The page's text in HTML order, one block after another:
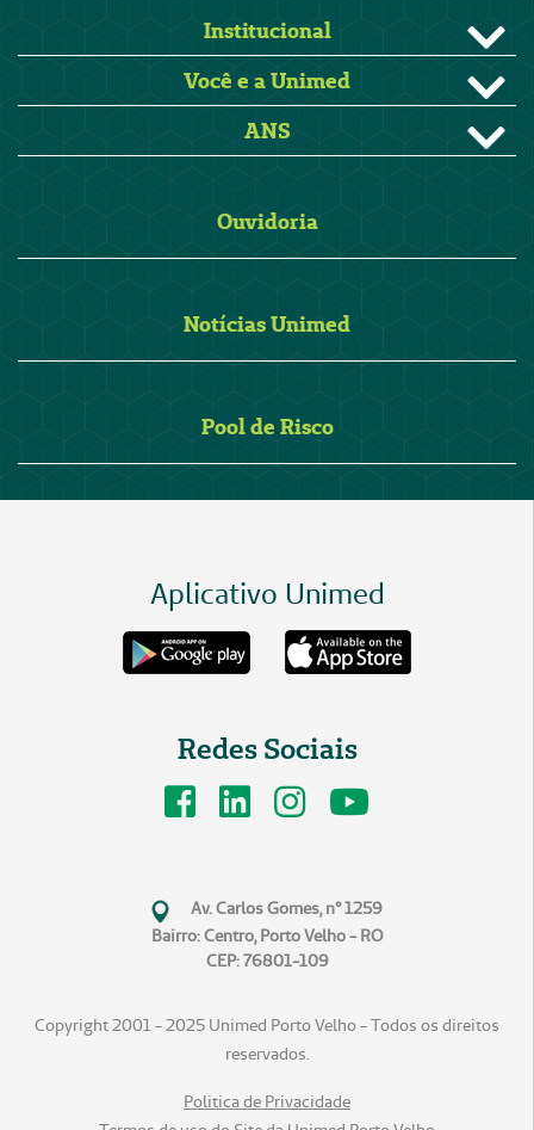
Institucional
Você e a Unimed
ANS
Ouvidoria
Notícias Unimed
Pool de Risco
Aplicativo Unimed
Redes Sociais
Av. Carlos Gomes, n° 1259
Bairro: Centro, Porto Velho - RO
CEP: 76801-109
Copyright 2001 - 2025 Unimed Porto Velho - Todos os direitos
reservados.
Politica de Privacidade